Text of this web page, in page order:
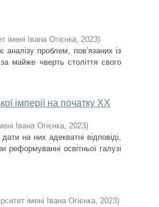
імені Івана Огієнка, 2023)
аналізу проблем, пов’язаних із
майже чверть століття свого
імперії на початку ХХ
Івана Огієнка, 2023)
на них адекватні відповіді,
реформуванні освітньої галузі
імені Івана Огієнка, 2023)